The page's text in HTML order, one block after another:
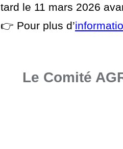
tard le 11 mars 2026
👉 Pour plus d’
Le Comité